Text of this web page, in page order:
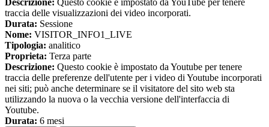
Descrizione: Questo cookie è impostato da YouTube per tenere
traccia delle visualizzazioni dei video incorporati.
Durata: Sessione
Nome: VISITOR_INFO1_LIVE
Tipologia: analitico
Proprieta: Terza parte
Descrizione: Questo cookie è impostato da Youtube per tenere
traccia delle preferenze dell'utente per i video di Youtube incorporati
nei siti; può anche determinare se il visitatore del sito web sta
utilizzando la nuova o la vecchia versione dell'interfaccia di
Youtube.
Durata: 6 mesi